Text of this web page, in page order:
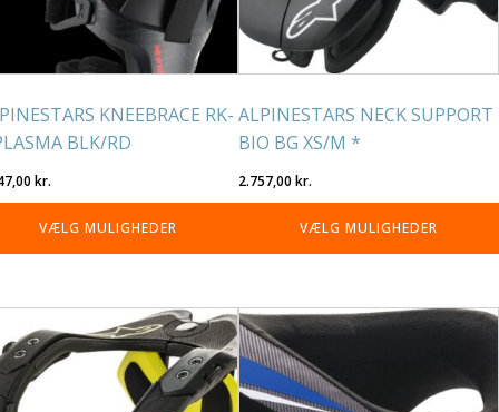
KNEEBRACE RK-
BLK/RD
kr.
VÆLG MULIGHEDER
ALPINESTARS NECK SUPPORT
BIO BG XS/M *
2.757,00kr.
VÆLG MULIGHEDER
vælges
på
varesiden
Dette
vare
har
flere